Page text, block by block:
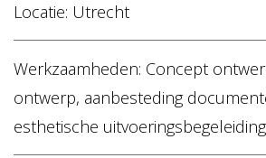
Locatie: Utrecht
Werkzaamheden: Concept
ontwerp, aanbesteding
esthetische